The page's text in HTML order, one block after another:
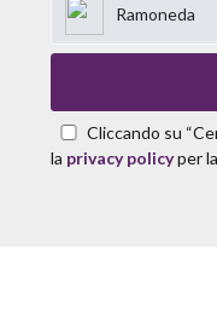
Ramoneda
Cliccando su
la privacy policyper